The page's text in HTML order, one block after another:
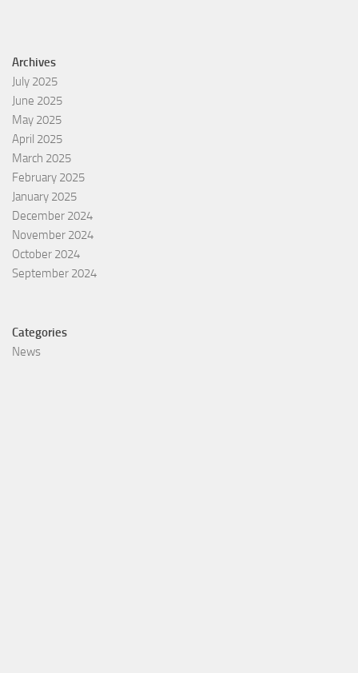
Archives
July 2025
June 2025
May 2025
April 2025
March 2025
February 2025
January 2025
December 2024
November 2024
October 2024
September 2024
Categories
News